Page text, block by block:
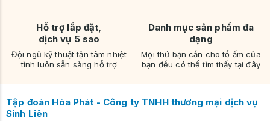
Hỗ trợ lắp đặt,
dịch vụ 5 sao
Đội ngũ kỹ thuật tận tâm nhiệt
tình luôn sẵn sàng hỗ trợ
Danh mục sản phẩm đa
dạng
Mọi thứ bạn cần cho tổ ấm của
bạn đều có thể tìm thấy tại đây
Tập đoàn Hòa Phát - Công ty TNHH thương mại dịch vụ
Sinh Liên